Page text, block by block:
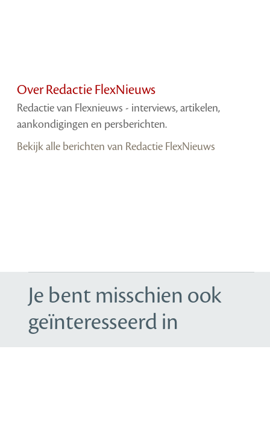
Over Redactie FlexNieuws
Redactie van Flexnieuws - interviews, artikelen,
aankondigingen en persberichten.
Bekijk alle berichten van Redactie FlexNieuws
Je bent misschien ook
geïnteresseerd in